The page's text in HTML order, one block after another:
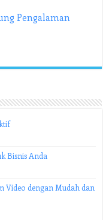
Pengalaman
Bisnis Anda
Video dengan Mudah dan